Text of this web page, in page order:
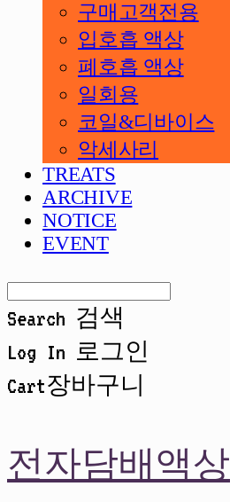
구매고객전용
입호흡 액상
폐호흡 액상
일회용
코일&디바이스
악세사리
TREATS
ARCHIVE
NOTICE
EVENT
Search 검색
Log In 로그인
Cart장바구니
전자담배액상